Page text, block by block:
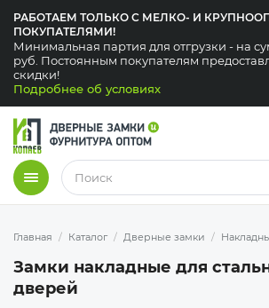
РАБОТАЕМ ТОЛЬКО С МЕЛКО- И
ПОКУПАТЕЛЯМИ!
Минимальная партия для отгрузки - на
руб. Постоянным покупателям
скидки!
Подробнее об условиях
Меню
Главная Каталог Дверные замки
Замки накладные для
дверей